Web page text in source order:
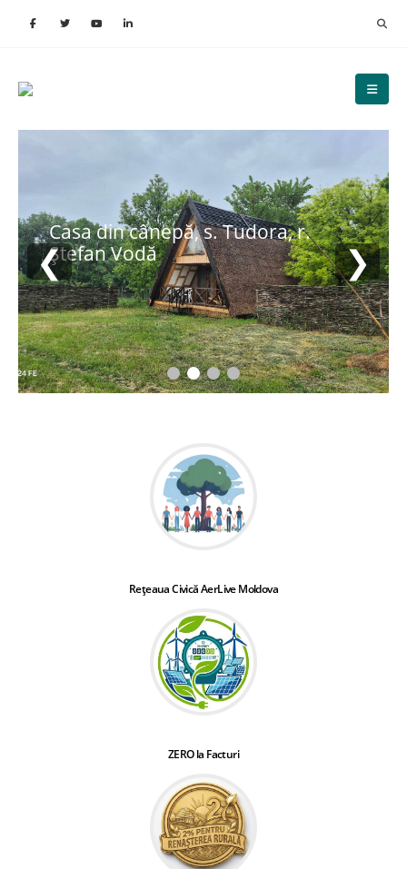
Casa din cânepă, s. Tudora, r.
Ștefan Vodă
❮ ❯
Rețeaua Civică AerLive Moldova
ZERO la Facturi